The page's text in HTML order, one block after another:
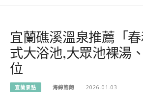
宜蘭礁溪溫泉推薦「
式大浴池,大眾池裸湯
位
宜蘭景點 海綿飽飽 2026-01-03